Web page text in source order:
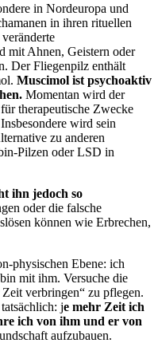
in Nordeuropa und
in ihren rituellen
mit Ahnen, Geistern oder
Der Fliegenpilz enthält
Muscimol ist psychoaktiv
Momentan wird der
therapeutische Zwecke
wird sein
zu anderen
Pilzen oder LSD in
ihn jedoch so
oder die falsche
können wie Erbrechen,
physischen Ebene: ich
mit ihm. Versuche die
verbringen“ zu pflegen.
je mehr Zeit ich
ich von ihm und er von
aufzubauen.